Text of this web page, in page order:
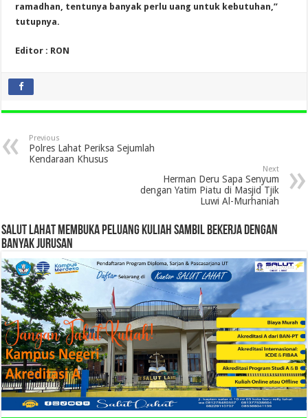
ramadhan, tentunya banyak perlu uang untuk kebutuhan,”
tutupnya.
Editor : RON
Previous
Polres Lahat Periksa Sejumlah
Kendaraan Khusus
Next
Herman Deru Sapa Senyum
dengan Yatim Piatu di Masjid Tjik
Luwi Al-Murhaniah
SALUT LAHAT MEMBUKA PELUANG KULIAH SAMBIL BEKERJA DENGAN
BANYAK JURUSAN